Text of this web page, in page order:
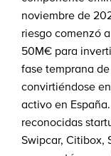
noviembre de
riesgo comenzó
50M€ para
fase temprana
convirtiéndose
activo en
reconocidas
Swipcar, Citibox,